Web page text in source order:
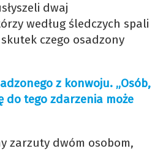
dwaj
według śledczych spali
czego osadzony
z konwoju. „Osób,
do tego zdarzenia może
zarzuty dwóm osobom,